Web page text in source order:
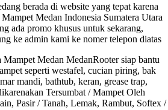
berada di website yang tepat karena
Medan Indonesia Sumatera Utara
ada promo khusus untuk sekarang,
ke admin kami ke nomer telepon diatas
Mampet Medan MedanRooter siap bantu
seperti westafel, cucian piring, bak
mandi, bathtub, keran, grease trap,
Tersumbat / Mampet Oleh
Pasir / Tanah, Lemak, Rambut, Softex /